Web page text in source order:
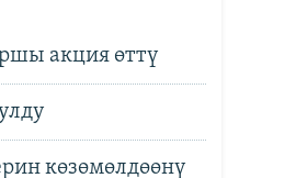
акция өттү
көзөмөлдөөнү